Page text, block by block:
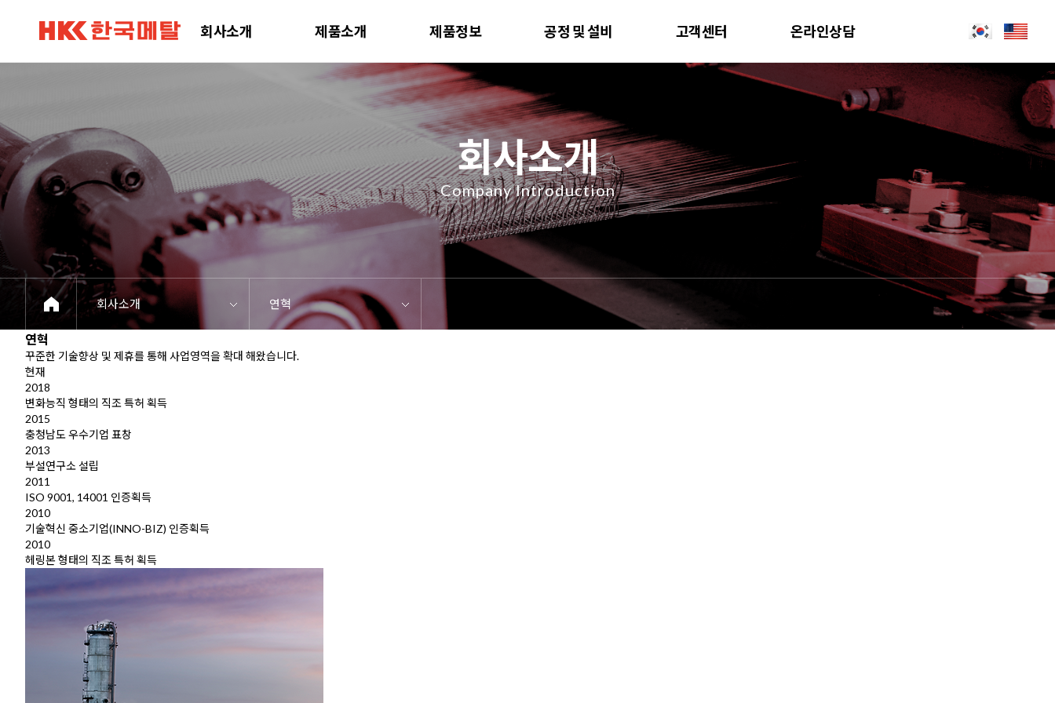
회사소개 제품소개 제품정보 공정 및 설비 고객센터 온라인상담
회사소개
Company Introduction
회사소개 연혁
공정 및 설비
온라인상담
연혁
꾸준한 기술향상 및 제휴를 통해 사업영역을 확대 해왔습니다.
현재
2018
변화능직 형태의 직조 특허 획득
2015
충청남도 우수기업 표창
2013
부설연구소 설립
2011
ISO 9001, 14001 인증획득
2010
기술혁신 중소기업(INNO-BIZ) 인증획득
2010
헤링본 형태의 직조 특허 획득